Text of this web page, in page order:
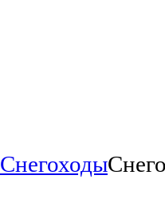
Снегоходы